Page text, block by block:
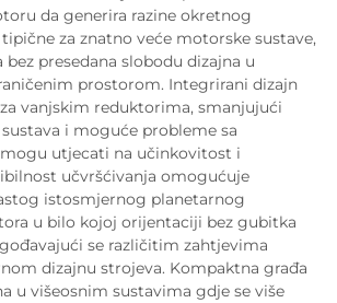
da generira razine okretnog
za znatno veće motorske sustave,
presedana slobodu dizajna u
prostorom. Integrirani dizajn
vanjskim reduktorima, smanjujući
i moguće probleme sa
utjecati na učinkovitost i
učvršćivanja omogućuje
istosmjernog planetarnog
u bilo kojoj orijentaciji bez gubitka
se različitim zahtjevima
dizajnu strojeva. Kompaktna građa
u višeosnim sustavima gdje se više